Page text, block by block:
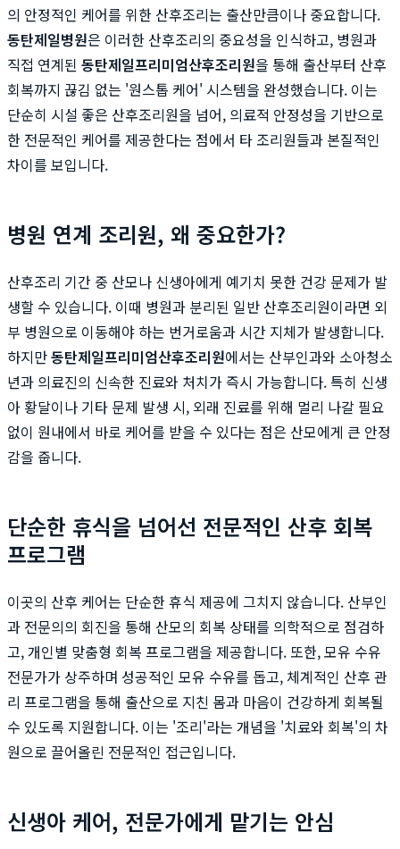
의 안정적인 케어를 위한 산후조리는 출산만큼이나 중요합니다.
동탄제일병원은 이러한 산후조리의 중요성을 인식하고, 병원과
직접 연계된 동탄제일프리미엄산후조리원을 통해 출산부터 산후
회복까지 끊김 없는 '원스톱 케어' 시스템을 완성했습니다. 이는
단순히 시설 좋은 산후조리원을 넘어, 의료적 안정성을 기반으로
한 전문적인 케어를 제공한다는 점에서 타 조리원들과 본질적인
차이를 보입니다.
병원 연계 조리원, 왜 중요한가?
산후조리 기간 중 산모나 신생아에게 예기치 못한 건강 문제가 발
생할 수 있습니다. 이때 병원과 분리된 일반 산후조리원이라면 외
부 병원으로 이동해야 하는 번거로움과 시간 지체가 발생합니다.
하지만동탄제일프리미엄산후조리원에서는 산부인과와 소아청소
년과 의료진의 신속한 진료와 처치가 즉시 가능합니다. 특히 신생
아 황달이나 기타 문제 발생 시, 외래 진료를 위해 멀리 나갈 필요
없이 원내에서 바로 케어를 받을 수 있다는 점은 산모에게 큰 안정
감을 줍니다.
단순한 휴식을 넘어선 전문적인 산후 회복
프로그램
이곳의 산후 케어는 단순한 휴식 제공에 그치지 않습니다. 산부인
과 전문의의 회진을 통해 산모의 회복 상태를 의학적으로 점검하
고, 개인별 맞춤형 회복 프로그램을 제공합니다. 또한, 모유 수유
전문가가 상주하며 성공적인 모유 수유를 돕고, 체계적인 산후 관
리 프로그램을 통해 출산으로 지친 몸과 마음이 건강하게 회복될
수 있도록 지원합니다. 이는 '조리'라는 개념을 '치료와 회복'의 차
원으로 끌어올린 전문적인 접근입니다.
신생아 케어, 전문가에게 맡기는 안심